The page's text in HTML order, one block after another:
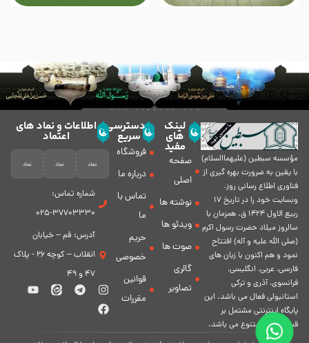
مؤسسه سبطين (عليهماالسلام)
با يقين به ضرورت بهره گیرى از
فناورى اطلاع رسانى روز،
وبسایت خود را در تاريخ 17
ربيع الاول 1424 ق. همزمان با
سالروز ميلاد حضرت رسول اكرم
(صلی الله علیه و آله) افتتاح
نمود و هم اكنون با زبان های
فارسی، عربى، انگلیسی،
فرانسوی، آذری و ترکی
استانبولی فعال مى باشد. اين
پايگاه اينترنتى مشتمل بر
قسمت هاى متنوع مى باشد.
لینک
های
مفید
صفحه
اصلی
نوشته ها
ویدئو ها
صوت ها
گالری
تصاویر
دسترسی
سریع
فروشگاه
درباره ما
تماس با
ما
حریم
خصوصی
قوانین
مقررات
اطلاعات و نماد های
اعتماد
شماره تماس:
37703330-025
آدرس: قم – خیابان
انقلاب – کوچه 26 - پلاک
47 و 49